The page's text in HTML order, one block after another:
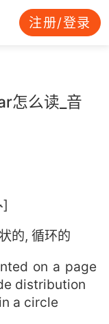
注册/登录
怎么读_音
的, 循环的
on a page
distribution
a circle